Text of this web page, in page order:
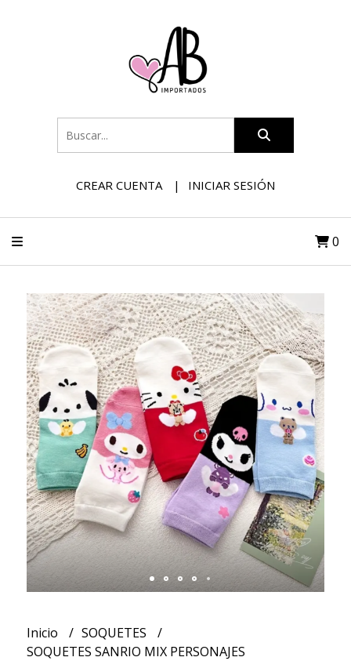
CREAR CUENTA INICIAR SESIÓN
0
Inicio
SOQUETES
SOQUETES SANRIO MIX PERSONAJES